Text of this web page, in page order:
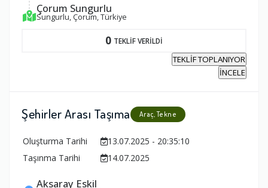
Çorum Sungurlu
Sungurlu, Çorum, Türkiye
0 TEKLİF VERİLDİ
TEKLİF TOPLANIYOR
İNCELE
Şehirler Arası Taşıma Araç, Tekne
Oluşturma Tarihi
13.07.2025 - 20:35:10
Taşınma Tarihi
14.07.2025
Aksaray Eskil